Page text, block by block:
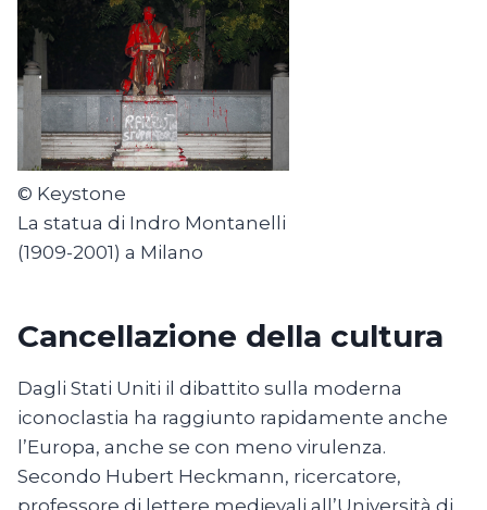
© Keystone
La statua di Indro Montanelli
(1909-2001) a Milano
Cancellazione della cultura
Dagli Stati Uniti il dibattito sulla moderna
iconoclastia ha raggiunto rapidamente anche
l’Europa, anche se con meno virulenza.
Secondo Hubert Heckmann, ricercatore,
professore di lettere medievali all’Università di